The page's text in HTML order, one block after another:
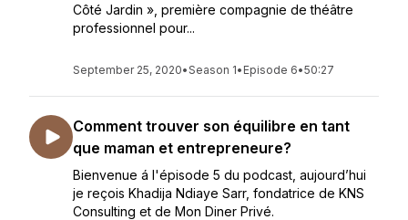
Côté Jardin », première compagnie de théâtre
professionnel pour...
September 25, 2020•Season 1• Episode 6•50:27
Comment trouver son équilibre en tant
que maman et entrepreneure?
Bienvenue á l'épisode 5 du podcast, aujourd’hui
je reçois Khadija Ndiaye Sarr, fondatrice de KNS
Consulting et de Mon Diner Privé.